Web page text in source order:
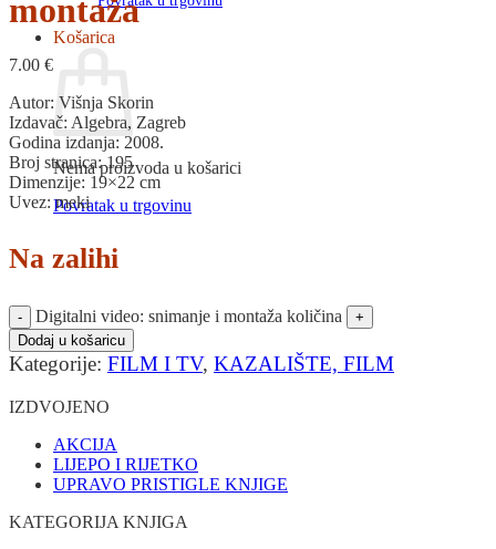
Košarica
Nema proizvoda u košarici
Povratak u trgovinu
montaža
7.00 €
Autor: Višnja Skorin
Izdavač: Algebra, Zagreb
Godina izdanja: 2008.
Broj stranica: 195
Dimenzije: 19×22 cm
Uvez: meki
Na zalihi
Digitalni video: snimanje i montaža količina
Dodaj u košaricu
Kategorije: FILM I TV, KAZALIŠTE, FILM
IZDVOJENO
AKCIJA
LIJEPO I RIJETKO
UPRAVO PRISTIGLE KNJIGE
KATEGORIJA KNJIGA